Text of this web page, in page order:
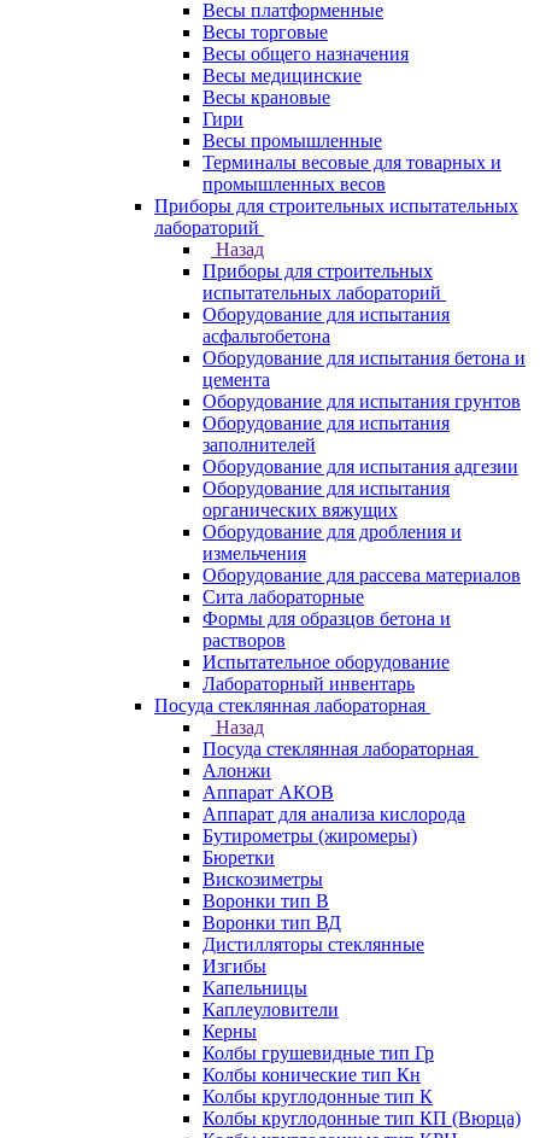
Весы платформенные
Весы торговые
Весы общего назначения
Весы медицинские
Весы крановые
Гири
Весы промышленные
Терминалы весовые для товарных и
промышленных весов
Приборы для строительных испытательных
лабораторий
Назад
Приборы для строительных
испытательных лабораторий
Оборудование для испытания
асфальтобетона
Оборудование для испытания бетона и
цемента
Оборудование для испытания грунтов
Оборудование для испытания
заполнителей
Оборудование для испытания адгезии
Оборудование для испытания
органических вяжущих
Оборудование для дробления и
измельчения
Оборудование для рассева материалов
Сита лабораторные
Формы для образцов бетона и
растворов
Испытательное оборудование
Лабораторный инвентарь
Посуда стеклянная лабораторная
Назад
Посуда стеклянная лабораторная
Алонжи
Аппарат АКОВ
Аппарат для анализа кислорода
Бутирометры (жиромеры)
Бюретки
Вискозиметры
Воронки тип В
Воронки тип ВД
Дистилляторы стеклянные
Изгибы
Капельницы
Каплеуловители
Керны
Колбы грушевидные тип Гр
Колбы конические тип Кн
Колбы круглодонные тип К
Колбы круглодонные тип КП (Вюрца)